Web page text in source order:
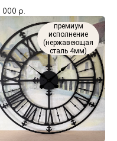
000 р.
премиум
исполнение
(нержавеющая
сталь 4мм)